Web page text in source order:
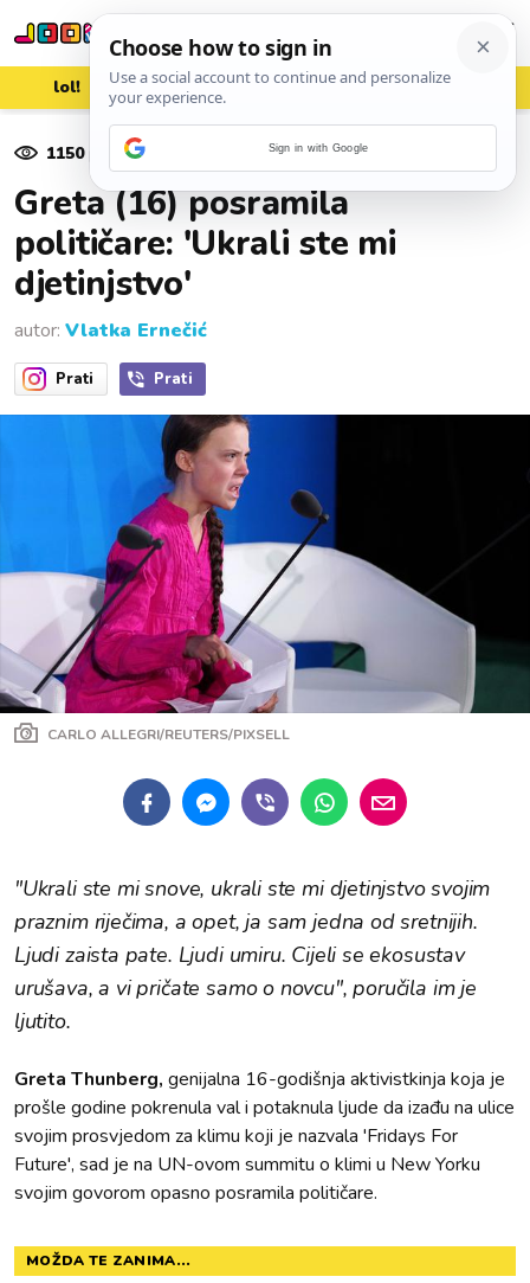
lol! aww vrh! woot?!
1150pregleda
Greta (16) posramila
političare: 'Ukrali ste mi
djetinjstvo'
autor: Vlatka Ernečić
Prati Prati
CARLO ALLEGRI/REUTERS/PIXSELL
"Ukrali ste mi snove, ukrali ste mi djetinjstvo svojim
praznim riječima, a opet, ja sam jedna od sretnijih.
Ljudi zaista pate. Ljudi umiru. Cijeli se ekosustav
urušava, a vi pričate samo o novcu", poručila im je
ljutito.
Greta Thunberg, genijalna 16-godišnja aktivistkinja koja je
prošle godine pokrenula val i potaknula ljude da izađu na ulice
svojim prosvjedom za klimu koji je nazvala 'Fridays For
Future', sad je na UN-ovom summitu o klimi u New Yorku
svojim govorom opasno posramila političare.
MOŽDA TE ZANIMA...
Sign in with Google